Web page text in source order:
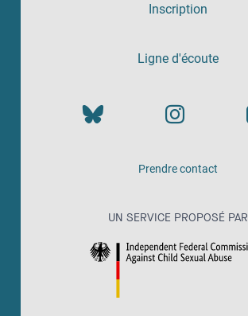
Inscription
Ligne d'écoute
Prendre contact
UN SERVICE PROPOSÉ PAR